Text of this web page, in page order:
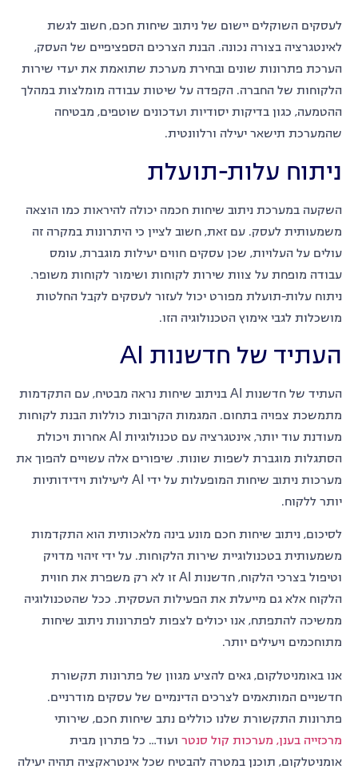
לעסקים השוקלים יישום של ניתוב שיחות חכם, חשוב לגשת
לאינטגרציה בצורה נכונה. הבנת הצרכים הספציפיים של העסק,
הערכת פתרונות שונים ובחירת מערכת שתואמת את יעדי שירות
הלקוחות של החברה. הקפדה על שיטות עבודה מומלצות במהלך
ההטמעה, כגון בדיקות יסודיות ועדכונים שוטפים, מבטיחה
שהמערכת תישאר יעילה ורלוונטית.
ניתוח עלות-תועלת
השקעה במערכת ניתוב שיחות חכמה יכולה להיראות כמו הוצאה
משמעותית לעסק. עם זאת, חשוב לציין כי היתרונות במקרה זה
עולים על העלויות, שכן עסקים חווים יעילות מוגברת, עומס
עבודה מופחת על צוות שירות לקוחות ושימור לקוחות משופר.
ניתוח עלות-תועלת מפורט יכול לעזור לעסקים לקבל החלטות
מושכלות לגבי אימוץ הטכנולוגיה הזו.
העתיד של חדשנות AI
העתיד של חדשנות AI בניתוב שיחות נראה מבטיח, עם התקדמות
מתמשכת צפויה בתחום. המגמות הקרובות כוללות הבנת לקוחות
מעודנת עוד יותר, אינטגרציה עם טכנולוגיות AI אחרות ויכולת
הסתגלות מוגברת לשפות שונות. שיפורים אלה עשויים להפוך את
מערכות ניתוב שיחות המופעלות על ידי AI ליעילות וידידותיות
יותר ללקוח.
לסיכום, ניתוב שיחות חכם מונע בינה מלאכותית הוא התקדמות
משמעותית בטכנולוגיית שירות הלקוחות. על ידי זיהוי מדויק
וטיפול בצרכי הלקוח, חדשנות AI זו לא רק משפרת את חווית
הלקוח אלא גם מייעלת את הפעילות העסקית. ככל שהטכנולוגיה
ממשיכה להתפתח, אנו יכולים לצפות לפתרונות ניתוב שיחות
מתוחכמים ויעילים יותר.
אנו באומניטלקום, גאים להציע מגוון של פתרונות תקשורת
חדשניים המותאמים לצרכים הדינמיים של עסקים מודרניים.
פתרונות התקשורת שלנו כוללים נתב שיחות חכם, שירותי
מרכזייה בענן, מערכות קול סנטרועוד… כל פתרון מבית
אומניטלקום, תוכנן במטרה להבטיח שכל אינטראקציה תהיה יעילה